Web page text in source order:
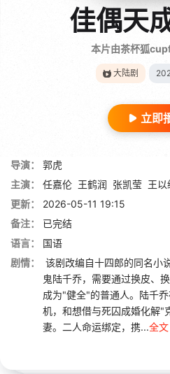
佳偶天
本片由茶杯狐
大陆剧
立即
导演：
郭虎
主演：
任嘉伦 王鹤润 张凯莹 王以
更新：
2026-05-11 19:15
备注：
已完结
语言：
国语
剧情：
该剧改编自十四郎的同名小
鬼陆千乔，需要通过换皮、
成为"健全"的普通人。陆千
机，和想借与死囚成婚化解"
妻。二人命运绑定，携...全文